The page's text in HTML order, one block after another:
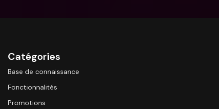
Catégories
Base de connaissance
Fonctionnalités
Promotions